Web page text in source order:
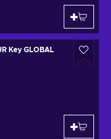
Key GLOBAL